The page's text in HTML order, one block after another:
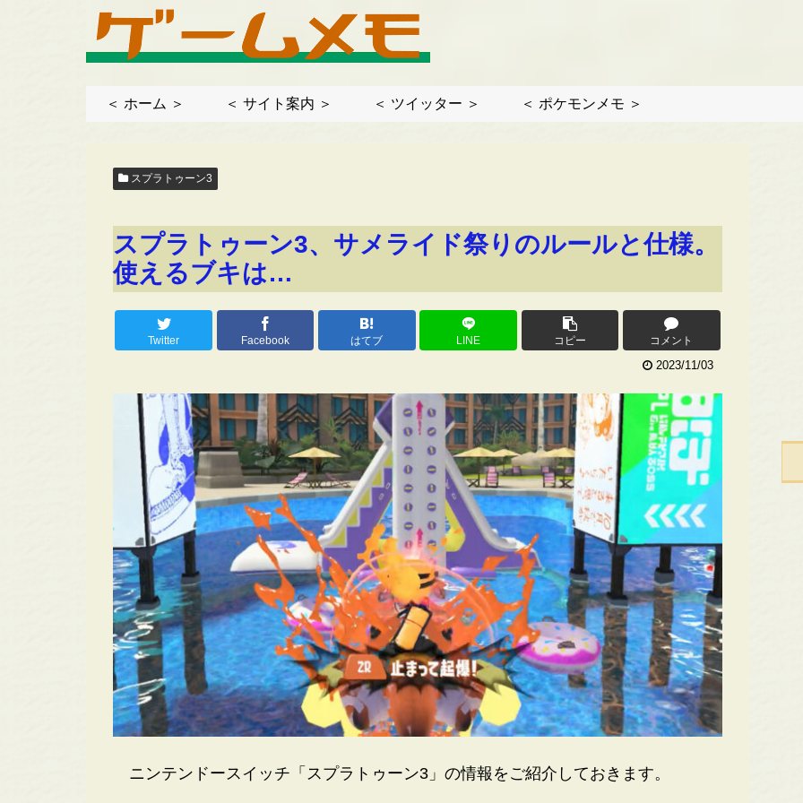
＜ ホーム ＞ ＜ サイト案内 ＞ ＜ ツイッター ＞ ＜ ポケモンメモ ＞
スプラトゥーン3
スプラトゥーン3、サメライド祭りのルールと仕様。
使えるブキは…
Twitter Facebook はてブ LINE コピー コメント
2023/11/03
ニンテンドースイッチ「スプラトゥーン3」の情報をご紹介しておきます。